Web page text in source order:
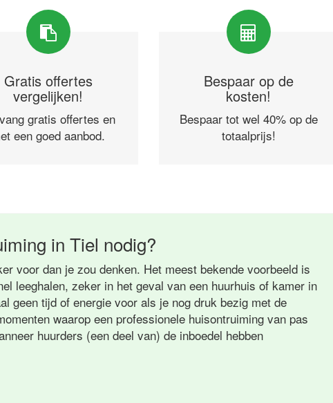
Gratis offertes
vergelijken!
gratis offertes en
een goed aanbod.
Bespaar op de
kosten!
Bespaar tot wel 40% op de
totaalprijs!
in Tiel nodig?
voor dan je zou denken. Het meest bekende voorbeeld is
leeghalen, zeker in het geval van een huurhuis of kamer in
geen tijd of energie voor als je nog druk bezig met de
waarop een professionele huisontruiming van pas
huurders (een deel van) de inboedel hebben